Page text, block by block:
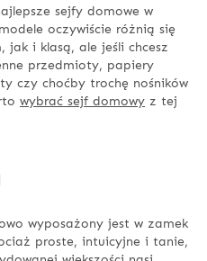
sejfy domowe w
oczywiście różnią się
jak i klasą, ale jeśli chcesz
przedmioty, papiery
czy choćby trochę nośników
wybrać sejf domowy z tej
wyposażony jest w zamek
proste, intuicyjne i tanie,